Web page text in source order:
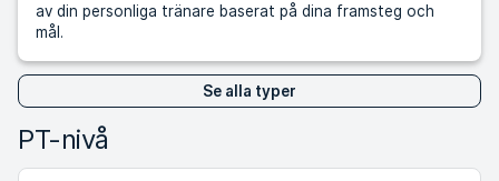
av din personliga tränare baserat på dina framsteg och
mål.
Se alla typer
PT-nivå